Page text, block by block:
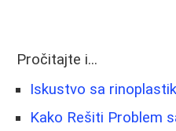
Pročitajte i...
Iskustvo sa
Kako Rešiti Problem